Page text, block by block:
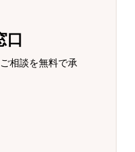
口
相談を無料で承